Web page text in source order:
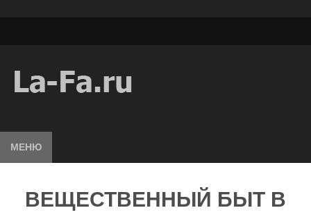
МЕНЮ
ВЕЩЕСТВЕННЫЙ БЫТ В